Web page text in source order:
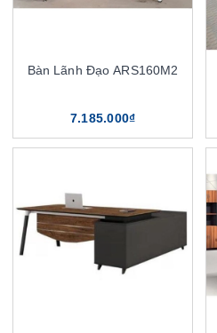
Bàn Lãnh Đạo ARS160M2
7.185.000₫